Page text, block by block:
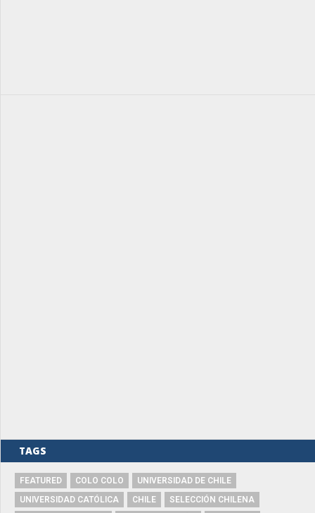
TAGS
FEATURED COLO COLO
UNIVERSIDAD DE CHILE
UNIVERSIDAD CATÓLICA
CHILE
SELECCIÓN CHILENA